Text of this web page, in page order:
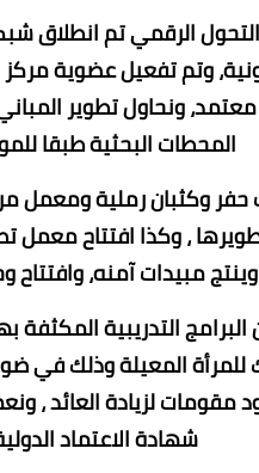
الرقمي تم انطلاق
وتم تفعيل عضوية
ونحاول تطوير
المحطات البحثية طبقا
حفر وكثبان رملية
، وكذا افتتاح معمل
مبيدات آمنه، وافتتاح
التدريبية المكثفة
للمرأة المعيلة وذلك في
مقومات لزيادة العائد ،
شهادة الاعتماد